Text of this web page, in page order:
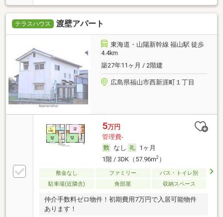
テラスハウス 渡壁アパート
東海道・山陽新幹線 福山駅 徒歩
4.4km
築27年11ヶ月 / 2階建
広島県福山市西新涯町１丁目
5万円
管理費-
なし
1ヶ月
1階 / 3DK（57.96m2）
敷金なし ファミリー
バス・トイレ別
駐車場(近隣含)
角部屋 収納スペース
仲介手数料ゼロ物件！初期費用7万円で入居可能物件
あります！